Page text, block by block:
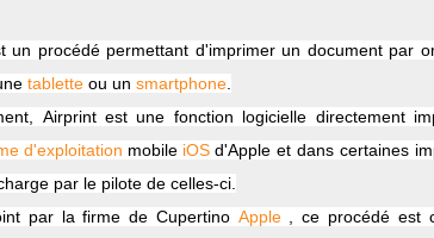
un procédé permettant d'imprimer un document par
tablette ou un smartphone
Airprint est une fonction logicielle directement
d'exploitation mobile iOS d'Apple et dans certaines
par le pilote de celles-ci.
par la firme de CupertinoApple
, ce procédé est